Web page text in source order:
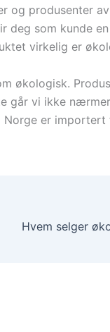
og produsenter
deg som kunde
virkelig er
økologisk.
går vi ikke
Norge er importert
Hvem selger